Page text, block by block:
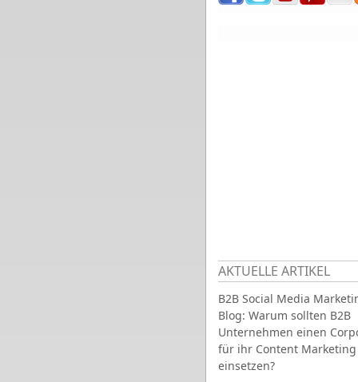
AKTUELLE ARTIKEL
B2B Social Media
Blog: Warum sollten B2B
Unternehmen einen
für ihr Content Marketing
einsetzen?